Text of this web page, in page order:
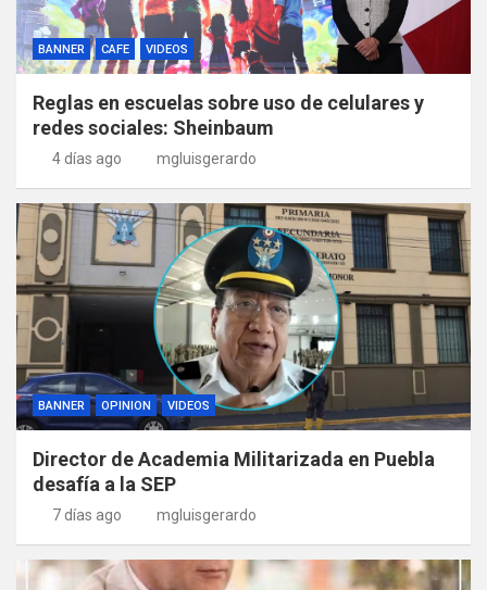
BANNER CAFE VIDEOS
Reglas en escuelas sobre uso de celulares y
redes sociales: Sheinbaum
4 días ago mgluisgerardo
BANNER OPINION VIDEOS
Director de Academia Militarizada en Puebla
desafía a la SEP
7 días ago mgluisgerardo